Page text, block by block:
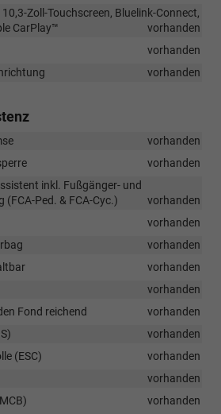
Zoll-Touchscreen, Bluelink-Connect,
CarPlay™
vorhanden
vorhanden
vorhanden
vorhanden
vorhanden
inkl. Fußgänger- und
Ped. & FCA-Cyc.)
vorhanden
vorhanden
vorhanden
vorhanden
vorhanden
Fond reichend
vorhanden
vorhanden
(ESC)
vorhanden
vorhanden
vorhanden